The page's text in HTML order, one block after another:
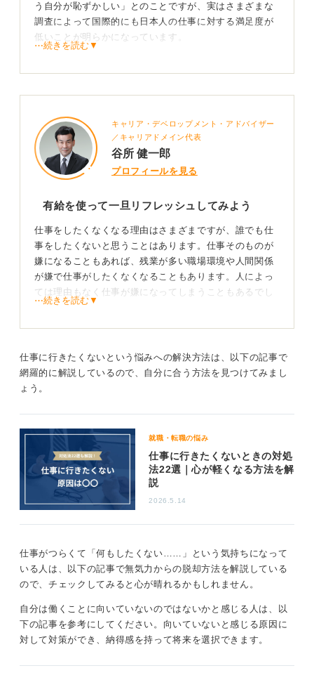
う自分が恥ずかしい」とのことですが、実はさまざまな
調査によって国際的にも日本人の仕事に対する満足度が
低いことが明らかになっています。
っている人の割合が諸外国に比べて多いので、必要以上
に恥ずかしいと思うことはないと思います。
とはいえ仕事に対しての憂鬱な気持ちはそのままでは良
くないので、何らか対策を講じたほうがいいでしょう。
「出勤するのも憂鬱」「自分が恥ずかしい」「仕事を続
けるのがつらい」「不安な気持ちがある」といった言葉
スをもらうことを考えてみて良いかもしれません。
このような気持ちになる原因を究明したいとのことなの
で、それこそ専門家への相談が効果的なのではないかと
思います。
1人で抱え込まずに早めに専門家に見てもらうことが
大事
込んで、どんどんつらい気持ちを膨らませてしまうこと
です。
たとえば熱が39℃あってつらいときに「この熱の原因は
も睡眠不足が続いたからかな」と原因を1人で考え続けて
いても、熱は下がりません。
原因を考えることも大切ですが、早めに専門家に見ても
らい、対処方法をアドバイスもらうことが大事です。
⋯続きを読む▼
キャリア・デベロップメント・アドバイザー
／キャリアドメイン代表
谷所 健一郎
プロフィールを見る
有給を使って一旦リフレッシュしてみよう
仕事をしたくなくなる理由はさまざまですが、誰でも仕
事をしたくないと思うことはあります。仕事そのものが
嫌になることもあれば、残業が多い職場環境や人間関係
が嫌で仕事がしたくなくなることもあります。人によっ
ては理由もなく仕事が嫌になってしまうこともあるでし
ょう。
同僚が楽しそうに仕事をしているのを見て、仕事をした
ずかしいことなどありませんし、楽しそうにしている同
僚も悩んでいるかもしれません。周囲の表情や態度を気
にし過ぎると疲れてしまうこともあります。
探ろうとせず、有給を使って友人と小旅行に行くこと
や、買い物に行って欲しいものを買うなど、仕事から離
れて気分転換をしてみるのも良いでしょう。
真面目な性格の人だと、休めば周囲に迷惑がかかると感
じてしまうかもしれませんが、有給を取ったからといっ
れませんね。
仕事をしたくないときに無理に仕事をしようとすれば、
症状が悪化して出勤できなくなることもあります。
気分転換して落ち着いてから仕事をしたくない理由
を考えよう
⋯続きを読む▼
仕事に行きたくないという悩みへの解決方法は、以下の記事で
網羅的に解説しているので、自分に合う方法を見つけてみまし
ょう。
就職・転職の悩み
仕事に行きたくないときの対処
法22選｜心が軽くなる方法を解
説
2026.5.14
仕事がつらくて「何もしたくない……」という気持ちになって
いる人は、以下の記事で無気力からの脱却方法を解説している
ので、チェックしてみると心が晴れるかもしれません。
自分は働くことに向いていないのではないかと感じる人は、以
下の記事を参考にしてください。向いていないと感じる原因に
対して対策ができ、納得感を持って将来を選択できます。